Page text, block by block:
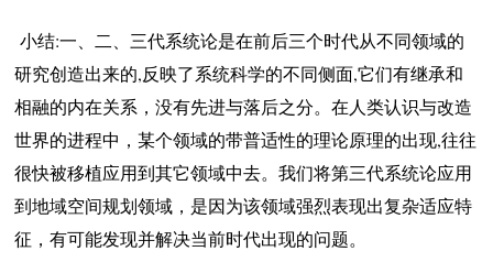
小结:一、二、三代系统论是在前后三个时代从不同领域的
研究创造出来的,反映了系统科学的不同侧面,它们有继承和
相融的内在关系，没有先进与落后之分。在人类认识与改造
世界的进程中，某个领域的带普适性的理论原理的出现,往往
很快被移植应用到其它领域中去。我们将第三代系统论应用
到地域空间规划领域，是因为该领域强烈表现出复杂适应特
征，有可能发现并解决当前时代出现的问题。